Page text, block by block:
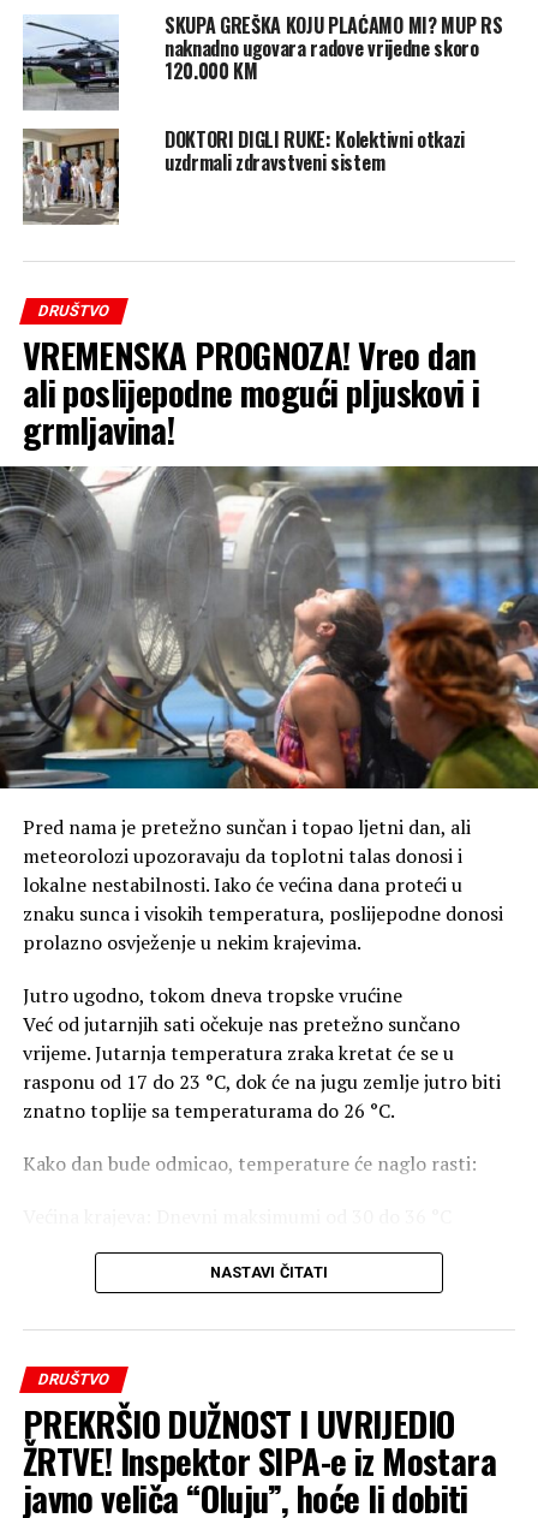
SKUPA GREŠKA KOJU PLAĆAMO MI? MUP RS
naknadno ugovara radove vrijedne skoro
120.000 KM
DOKTORI DIGLI RUKE: Kolektivni otkazi
uzdrmali zdravstveni sistem
DRUŠTVO
VREMENSKA PROGNOZA! Vreo dan
ali poslijepodne mogući pljuskovi i
grmljavina!
Pred nama je pretežno sunčan i topao ljetni dan, ali
meteorolozi upozoravaju da toplotni talas donosi i
lokalne nestabilnosti. Iako će većina dana proteći u
znaku sunca i visokih temperatura, poslijepodne donosi
prolazno osvježenje u nekim krajevima.
Jutro ugodno, tokom dneva tropske vrućine
Već od jutarnjih sati očekuje nas pretežno sunčano
vrijeme. Jutarnja temperatura zraka kretat će se u
rasponu od 17 do 23 °C, dok će na jugu zemlje jutro biti
znatno toplije sa temperaturama do 26 °C.
Kako dan bude odmicao, temperature će naglo rasti:
Jug zemlje: Izuzetno vruće sa temperaturama koje će
dostizati i 40 °C
temperatura, posebno na jugu, savjetuje se izbjegavanje
direktnog izlaganja suncu u najtoplijem dijelu dana, kao i
redovan unos tečnosti.
Poslijepodnevni preokret: Naoblaka, pljuskovi i
NASTAVI ČITATI
DRUŠTVO
PREKRŠIO DUŽNOST I UVRIJEDIO
ŽRTVE! Inspektor SIPA-e iz Mostara
javno veliča “Oluju”, hoće li dobiti